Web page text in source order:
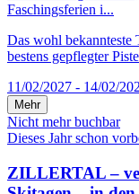
Faschingsferien i...
Das wohl bekannteste
bestens gepflegter
11/02/2027 - 14/02/
Mehr
Nicht mehr buchbar
Dieses Jahr schon
ZILLERTAL –